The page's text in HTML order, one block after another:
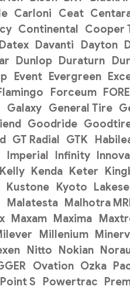
Carloni Ceat
Continental Cooper
Datex Davanti Dayton
Dunlop Duraturn
Event Evergreen
Forceum
Galaxy General Tire
Goodride
GT Radial GTK
Imperial Infinity Innova
Kelly Kenda Keter
Kustone Kyoto
Malatesta Malhotra
Maxam Maxima
Millenium
Nitto Nokian
Ovation Ozka
Point S Powertrac